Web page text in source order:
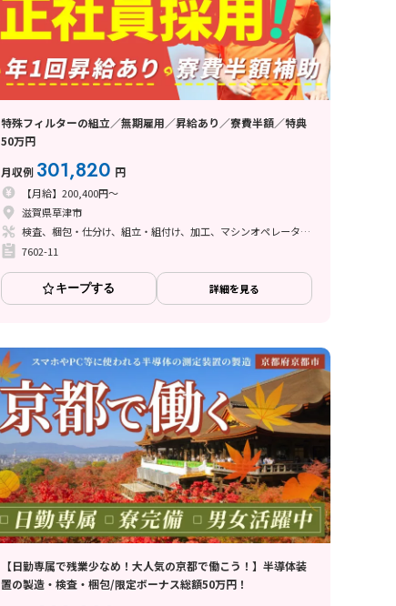
特殊フィルターの組立／無期雇用／昇給あり／寮費半額／特典
50万円
月収例 301,820 円
【月給】200,400円～
滋賀県草津市
検査、梱包・仕分け、組立・組付け、加工、マシンオペレーター、立ち作業、その他
7602-11
キープする 詳細を見る
【日勤専属で残業少なめ！大人気の京都で働こう！】半導体装
置の製造・検査・梱包/限定ボーナス総額50万円！